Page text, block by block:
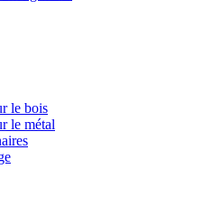
le bois
le métal